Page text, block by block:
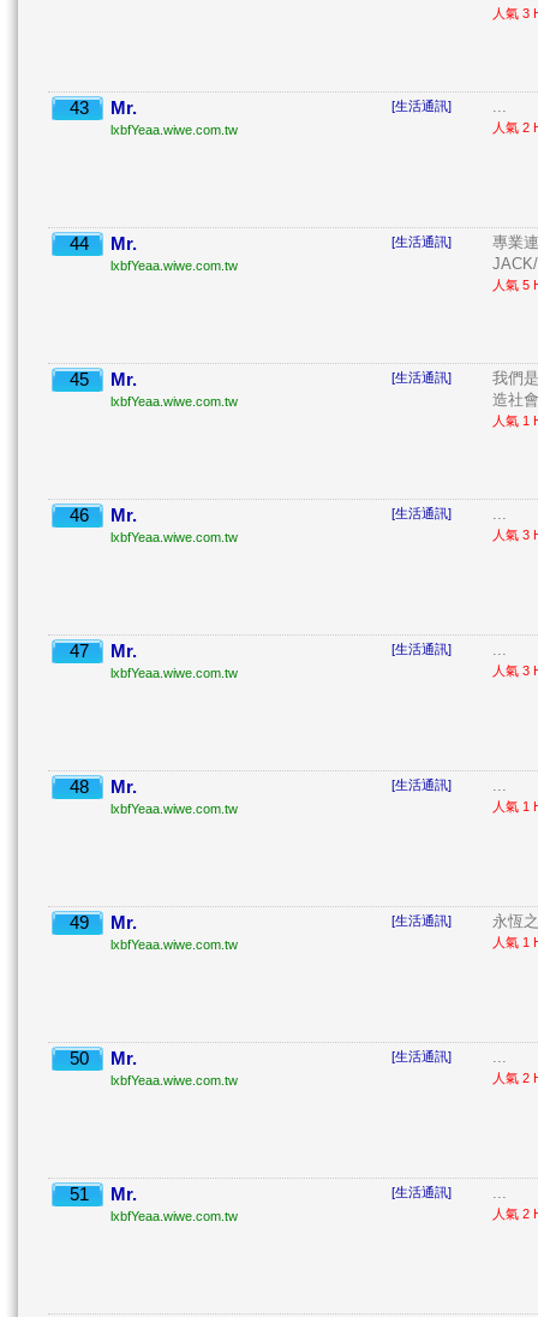
人氣 3
43 Mr.
lxbfYeaa.wiwe.com.tw
[生活通訊] ...
人氣 2
44 Mr.
lxbfYeaa.wiwe.com.tw
[生活通訊]
專業
人氣 5
45 Mr.
lxbfYeaa.wiwe.com.tw
[生活通訊]
我們
造社
人氣 1
46 Mr.
lxbfYeaa.wiwe.com.tw
[生活通訊] ...
人氣 3
47 Mr.
lxbfYeaa.wiwe.com.tw
[生活通訊] ...
人氣 3
48 Mr.
lxbfYeaa.wiwe.com.tw
[生活通訊] ...
人氣 1
49 Mr.
lxbfYeaa.wiwe.com.tw
[生活通訊] 永恆
人氣 1
50 Mr.
lxbfYeaa.wiwe.com.tw
[生活通訊] ...
人氣 2
51 Mr.
lxbfYeaa.wiwe.com.tw
[生活通訊] ...
人氣 2